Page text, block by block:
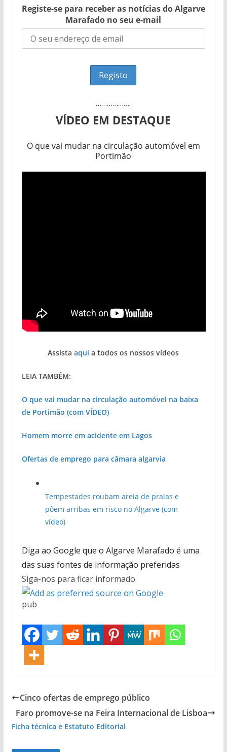
Registe-se para receber as notícias do Algarve
Marafado no seu e-mail
……………….
VÍDEO EM DESTAQUE
O que vai mudar na circulação automóvel em
Portimão
Assistaaqui a todos os nossos vídeos
LEIA TAMBÉM:
O que vai mudar na circulação automóvel na baixa
de Portimão (com VÍDEO)
Homem morre em acidente em Lagos
Ofertas de emprego para câmara algarvia
Tempestades roubam areia de praias e
põem arribas em risco no Algarve (com
vídeo)
Diga ao Google que o Algarve Marafado é uma
das suas fontes de informação preferidas
Siga-nos para ficar informado
pub
Cinco ofertas de emprego público
Faro promove-se na Feira Internacional de Lisboa
Ficha técnica e Estatuto Editorial